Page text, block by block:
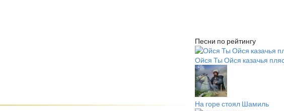
Песни по рейтингу
Ойся Ты Ойся казачья
На горе стоял Шамиль